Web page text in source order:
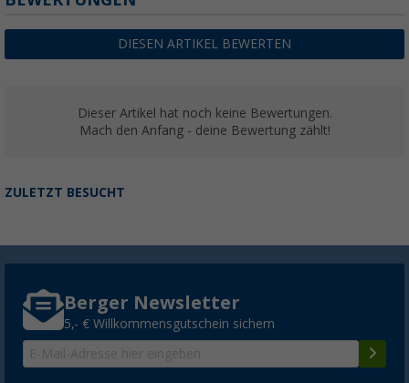
DIESEN ARTIKEL BEWERTEN
Dieser Artikel hat noch keine Bewertungen.
Mach den Anfang - deine Bewertung zählt!
ZULETZT BESUCHT
Berger Newsletter
5,- € Willkommensgutschein sichern